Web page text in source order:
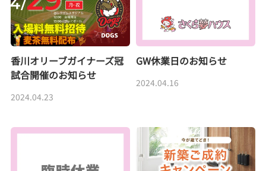
香川オリーブガイナーズ冠
試合開催のお知らせ
2024.04.23
GW休業日のお知らせ
2024.04.16